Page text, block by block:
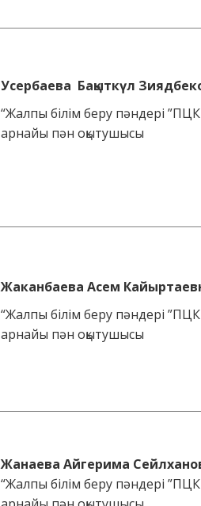
Усербаева Бақыткүл
“Жалпы білім беру пәндері
арнайы пән оқытушысы
Жаканбаева Асем
“Жалпы білім беру пәндері
арнайы пән оқытушысы
Жанаева Айгерима
“Жалпы білім беру пәндері